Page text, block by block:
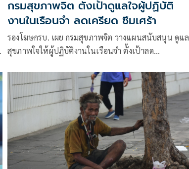
กรมสุขภาพจิต ตั้งเป้าดูแลใจผู้ปฏิบัติ
งานในเรือนจำ ลดเครียด ซึมเศร้า
รองโฆษกรบ. เผย กรมสุขภาพจิต วางแผนสนับสนุน ดูแล
สุขภาพใจให้ผู้ปฏิบัติงานในเรือนจำ ตั้งเป้าลด